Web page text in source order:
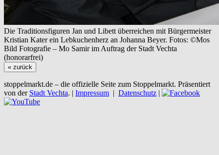
Die Traditionsfiguren Jan und Libett überreichen mit Bürgermeister
Kristian Kater ein Lebkuchenherz an Johanna Beyer. Fotos: ©Mos
Bild Fotografie – Mo Samir im Auftrag der Stadt Vechta
(honorarfrei)
« zurück
stoppelmarkt.de – die offizielle Seite zum Stoppelmarkt. Präsentiert
von der Stadt Vechta. | Impressum | Datenschutz |